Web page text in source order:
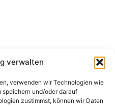
verwalten
verwenden wir Technologien wie
und/oder darauf
zustimmst, können wir Daten